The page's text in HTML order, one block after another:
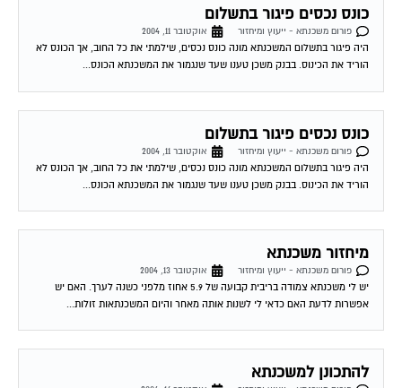
כונס נכסים פיגור בתשלום
פורום משכנתא - ייעוץ ומיחזור
אוקטובר 11, 2004
היה פיגור בתשלום המשכנתא מונה כונס נכסים, שילמתי את כל החוב, אך הכונס לא
הוריד את הכינוס. בבנק משכן טענו שעד שנגמור את המשכנתא הכונס...
כונס נכסים פיגור בתשלום
פורום משכנתא - ייעוץ ומיחזור
אוקטובר 11, 2004
היה פיגור בתשלום המשכנתא מונה כונס נכסים, שילמתי את כל החוב, אך הכונס לא
הוריד את הכינוס. בבנק משכן טענו שעד שנגמור את המשכנתא הכונס...
מיחזור משכנתא
פורום משכנתא - ייעוץ ומיחזור
אוקטובר 13, 2004
יש לי משכנתא צמודה בריבית קבועה של 5.9 אחוז מלפני כשנה לערך. האם יש
אפשרות לדעת האם כדאי לי לשנות אותה מאחר והיום המשכנתאות זולות...
להתכונן למשכנתא